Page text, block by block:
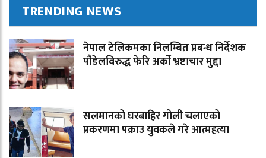
TRENDING NEWS
नेपाल टेलिकमका निलम्बित प्रबन्ध निर्देशक
पौडेलविरुद्ध फेरि अर्को भ्रष्टाचार मुद्दा
सलमानको घरबाहिर गोली चलाएको
प्रकरणमा पक्राउ युवकले गरे आत्महत्या